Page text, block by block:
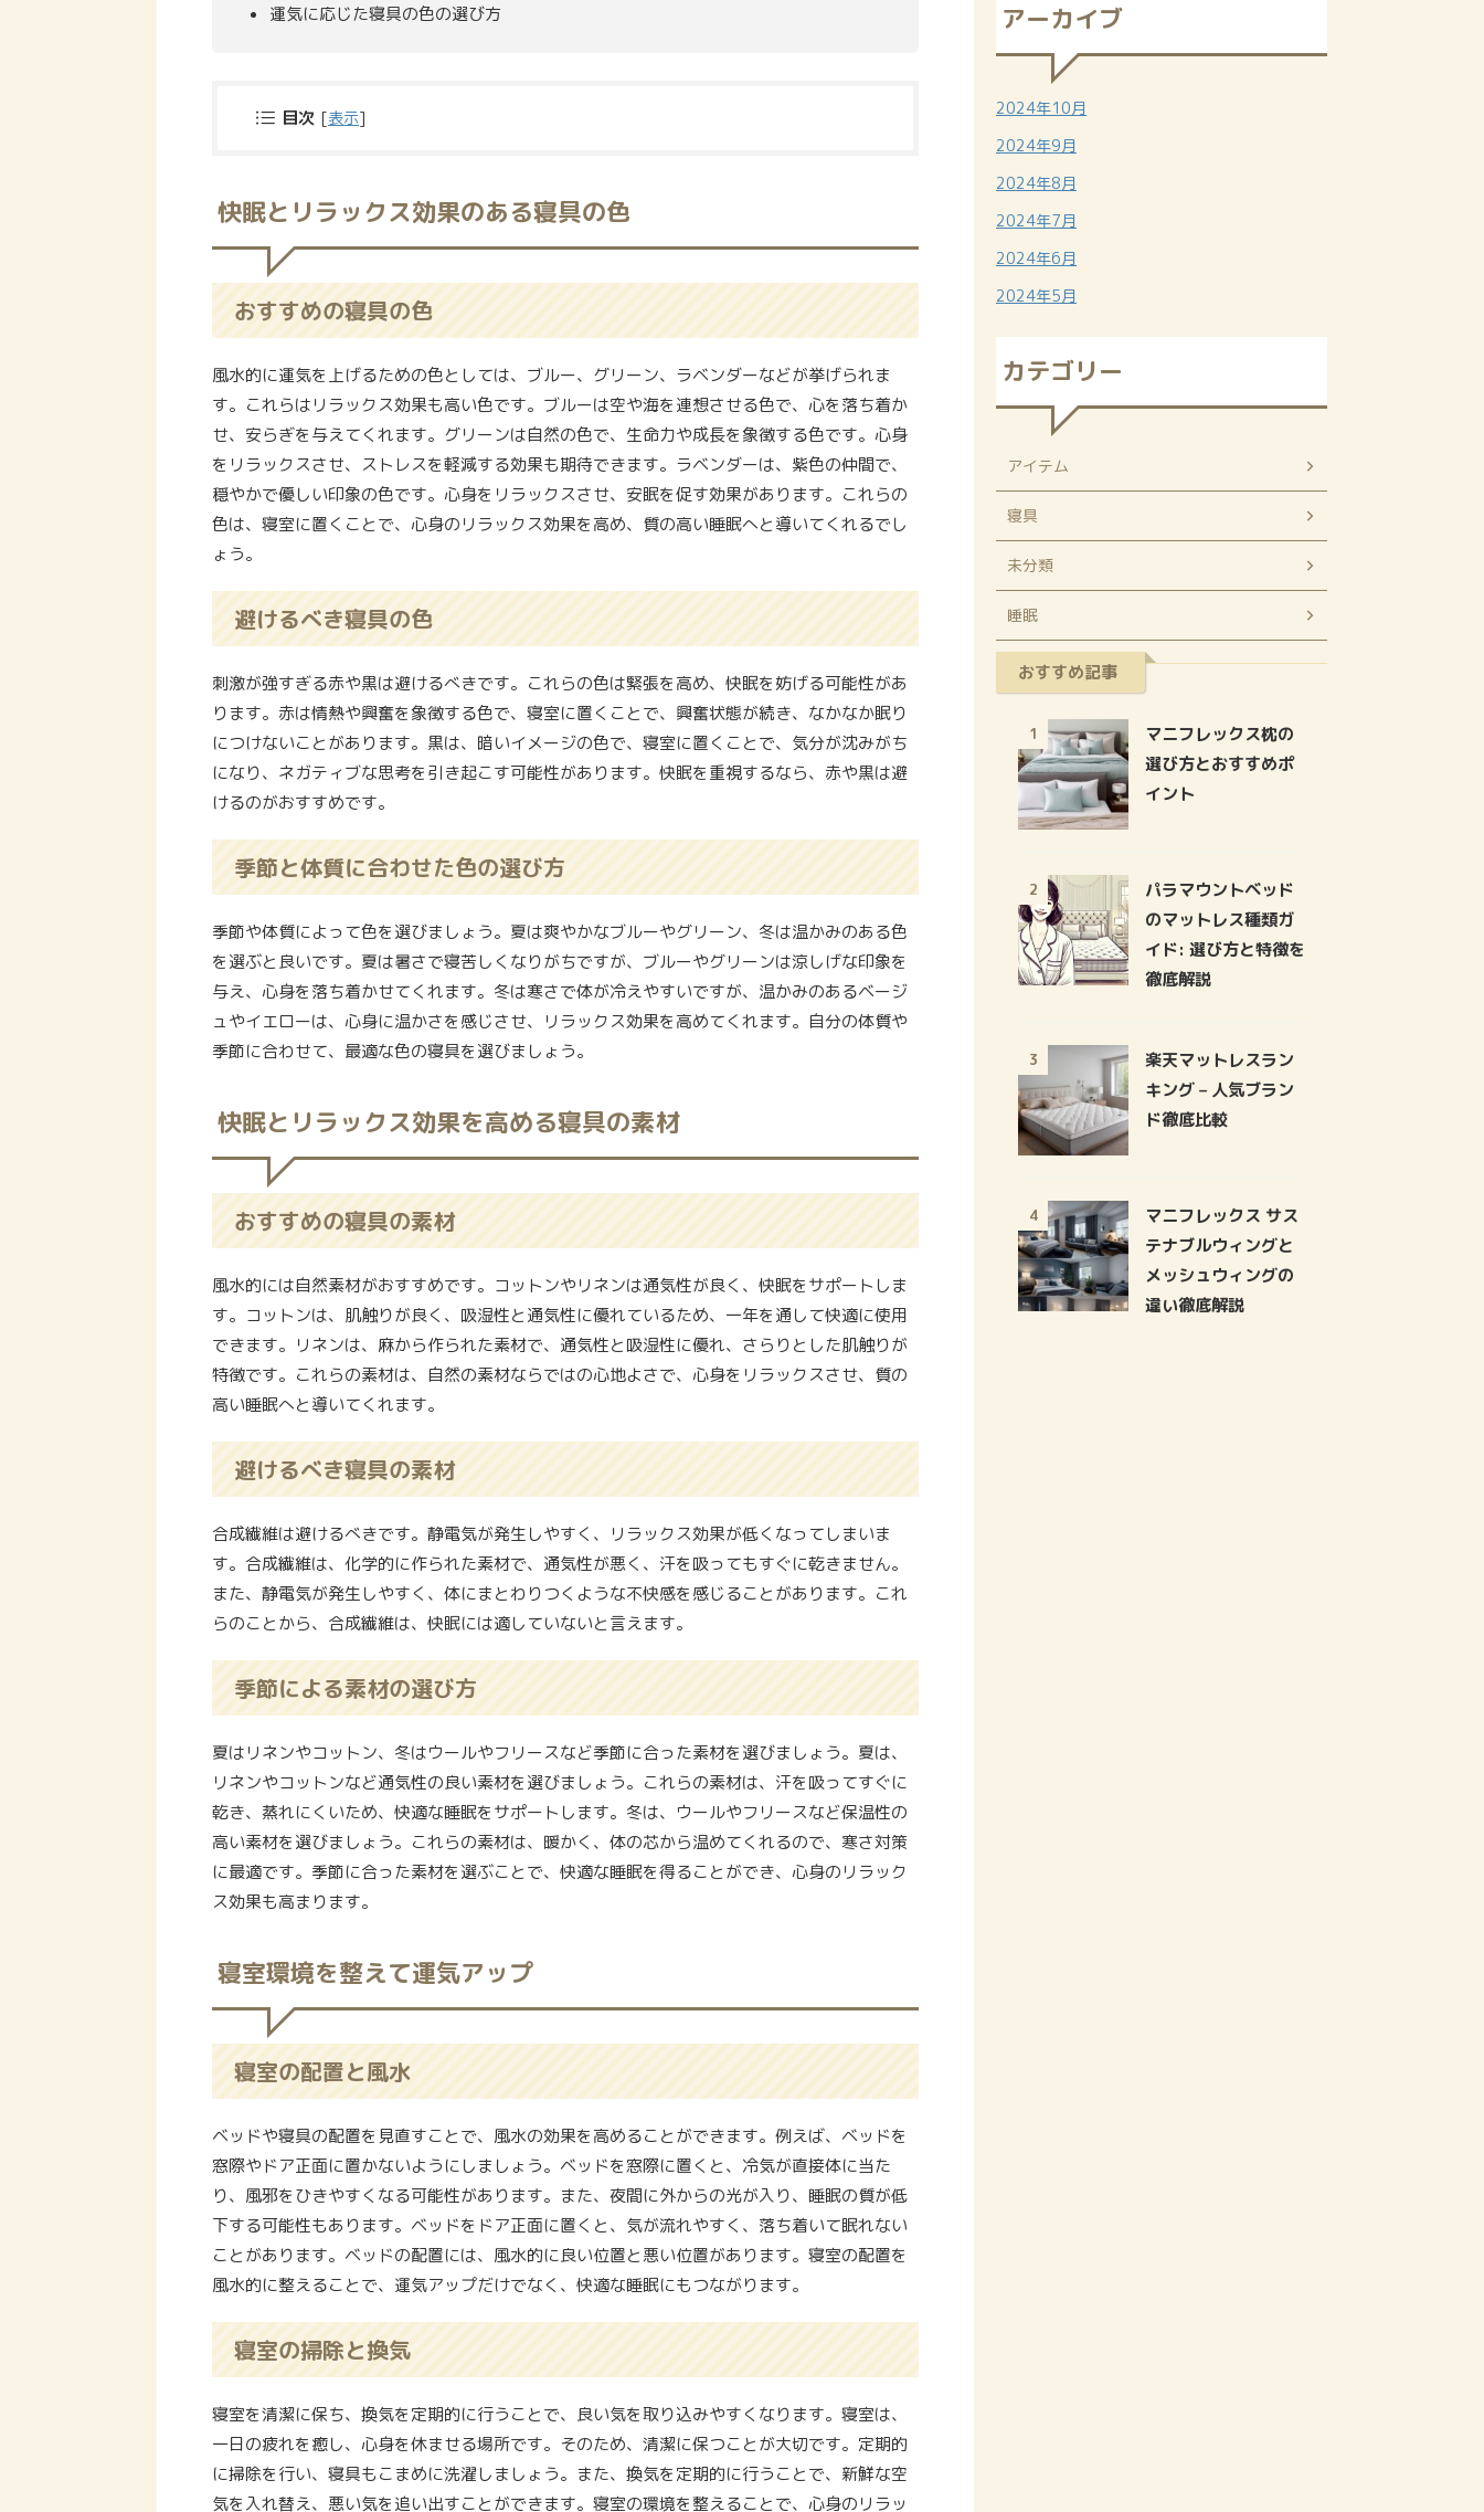
運気に応じた寝具の色の選び方
目次 [表示]
快眠とリラックス効果のある寝具の色
おすすめの寝具の色
風水的に運気を上げるための色としては、ブルー、グリーン、ラベンダーなどが挙げられま
す。これらはリラックス効果も高い色です。ブルーは空や海を連想させる色で、心を落ち着か
せ、安らぎを与えてくれます。グリーンは自然の色で、生命力や成長を象徴する色です。心身
をリラックスさせ、ストレスを軽減する効果も期待できます。ラベンダーは、紫色の仲間で、
穏やかで優しい印象の色です。心身をリラックスさせ、安眠を促す効果があります。これらの
色は、寝室に置くことで、心身のリラックス効果を高め、質の高い睡眠へと導いてくれるでし
ょう。
避けるべき寝具の色
刺激が強すぎる赤や黒は避けるべきです。これらの色は緊張を高め、快眠を妨げる可能性があ
ります。赤は情熱や興奮を象徴する色で、寝室に置くことで、興奮状態が続き、なかなか眠り
につけないことがあります。黒は、暗いイメージの色で、寝室に置くことで、気分が沈みがち
になり、ネガティブな思考を引き起こす可能性があります。快眠を重視するなら、赤や黒は避
けるのがおすすめです。
季節と体質に合わせた色の選び方
季節や体質によって色を選びましょう。夏は爽やかなブルーやグリーン、冬は温かみのある色
を選ぶと良いです。夏は暑さで寝苦しくなりがちですが、ブルーやグリーンは涼しげな印象を
与え、心身を落ち着かせてくれます。冬は寒さで体が冷えやすいですが、温かみのあるベージ
ュやイエローは、心身に温かさを感じさせ、リラックス効果を高めてくれます。自分の体質や
季節に合わせて、最適な色の寝具を選びましょう。
快眠とリラックス効果を高める寝具の素材
おすすめの寝具の素材
風水的には自然素材がおすすめです。コットンやリネンは通気性が良く、快眠をサポートしま
す。コットンは、肌触りが良く、吸湿性と通気性に優れているため、一年を通して快適に使用
できます。リネンは、麻から作られた素材で、通気性と吸湿性に優れ、さらりとした肌触りが
特徴です。これらの素材は、自然の素材ならではの心地よさで、心身をリラックスさせ、質の
高い睡眠へと導いてくれます。
避けるべき寝具の素材
合成繊維は避けるべきです。静電気が発生しやすく、リラックス効果が低くなってしまいま
す。合成繊維は、化学的に作られた素材で、通気性が悪く、汗を吸ってもすぐに乾きません。
また、静電気が発生しやすく、体にまとわりつくような不快感を感じることがあります。これ
らのことから、合成繊維は、快眠には適していないと言えます。
季節による素材の選び方
夏はリネンやコットン、冬はウールやフリースなど季節に合った素材を選びましょう。夏は、
リネンやコットンなど通気性の良い素材を選びましょう。これらの素材は、汗を吸ってすぐに
乾き、蒸れにくいため、快適な睡眠をサポートします。冬は、ウールやフリースなど保温性の
高い素材を選びましょう。これらの素材は、暖かく、体の芯から温めてくれるので、寒さ対策
に最適です。季節に合った素材を選ぶことで、快適な睡眠を得ることができ、心身のリラック
ス効果も高まります。
寝室環境を整えて運気アップ
寝室の配置と風水
ベッドや寝具の配置を見直すことで、風水の効果を高めることができます。例えば、ベッドを
窓際やドア正面に置かないようにしましょう。ベッドを窓際に置くと、冷気が直接体に当た
り、風邪をひきやすくなる可能性があります。また、夜間に外からの光が入り、睡眠の質が低
下する可能性もあります。ベッドをドア正面に置くと、気が流れやすく、落ち着いて眠れない
ことがあります。ベッドの配置には、風水的に良い位置と悪い位置があります。寝室の配置を
風水的に整えることで、運気アップだけでなく、快適な睡眠にもつながります。
寝室の掃除と換気
寝室を清潔に保ち、換気を定期的に行うことで、良い気を取り込みやすくなります。寝室は、
一日の疲れを癒し、心身を休ませる場所です。そのため、清潔に保つことが大切です。定期的
に掃除を行い、寝具もこまめに洗濯しましょう。また、換気を定期的に行うことで、新鮮な空
気を入れ替え、悪い気を追い出すことができます。寝室の環境を整えることで、心身のリラッ
アーカイブ
2024年10月
2024年9月
2024年8月
2024年7月
2024年6月
2024年5月
カテゴリー
アイテム
寝具
未分類
睡眠
おすすめ記事
1
マニフレックス枕の
選び方とおすすめポ
イント
2
パラマウントベッド
のマットレス種類ガ
イド: 選び方と特徴を
徹底解説
3
楽天マットレスラン
キング – 人気ブラン
ド徹底比較
4
マニフレックス サス
テナブルウィングと
メッシュウィングの
違い徹底解説